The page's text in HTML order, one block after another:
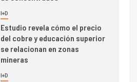
I+D
BHP proyecta producción de
cobre cercana a 2 millones de
toneladas tras récord en
Escondida
I+D